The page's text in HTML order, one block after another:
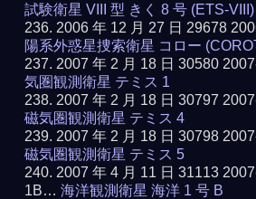
試験衛星 VIII 型 きく 8 号 (ETS-VIII)
2006 年 12 月 27 日 29678
陽系外惑星捜索衛星 コロー
2007 年 2 月 18 日 30580
気圏観測衛星 テミス 1
2007 年 2 月 18 日 30797
磁気圏観測衛星 テミス 4
2007 年 2 月 18 日 30798
磁気圏観測衛星 テミス 5
2007 年 4 月 11 日 31113
1B…海洋観測衛星 海洋 1 号 B